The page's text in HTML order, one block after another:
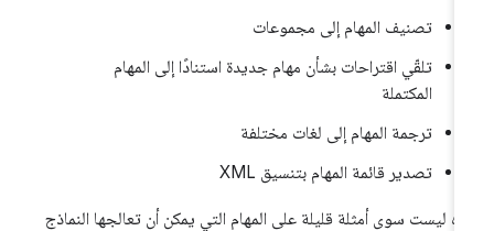
تصنيف المهام إلى مجموعات
تلقّي اقتراحات بشأن مهام جديدة استنادًا إلى المهام
المكتملة
ترجمة المهام إلى لغات مختلفة
تصدير قائمة المهام بتنسيق XML
ليست سوى أمثلة قليلة على المهام التي يمكن أن تعالجها النماذج